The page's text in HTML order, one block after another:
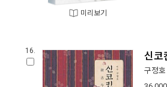
미리보기
16. 신코
구정호